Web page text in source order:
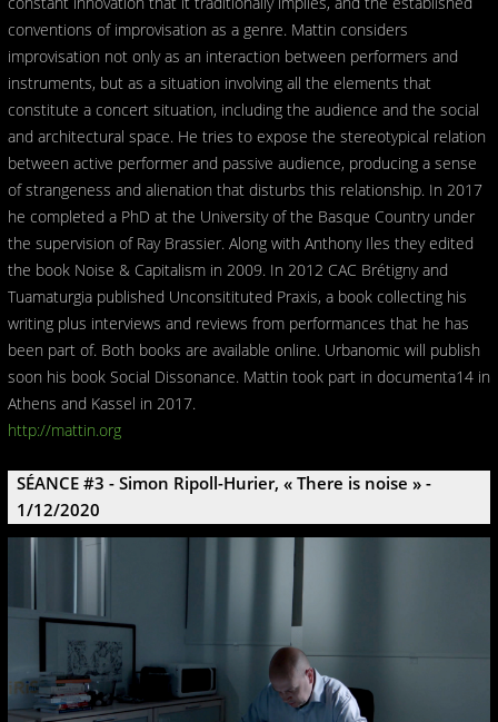
conventions of improvisation as a genre. Mattin considers
improvisation not only as an interaction between performers and
instruments, but as a situation involving all the elements that
constitute a concert situation, including the audience and the social
and architectural space. He tries to expose the stereotypical relation
between active performer and passive audience, producing a sense
of strangeness and alienation that disturbs this relationship. In 2017
he completed a PhD at the University of the Basque Country under
the supervision of Ray Brassier. Along with Anthony Iles they edited
the book Noise & Capitalism in 2009. In 2012 CAC Brétigny and
Tuamaturgia published Unconsitituted Praxis, a book collecting his
writing plus interviews and reviews from performances that he has
been part of. Both books are available online. Urbanomic will publish
soon his book Social Dissonance. Mattin took part in documenta14 in
Athens and Kassel in 2017.
http://mattin.org
SÉANCE #3 - Simon Ripoll-Hurier, « There is noise » -
1/12/2020